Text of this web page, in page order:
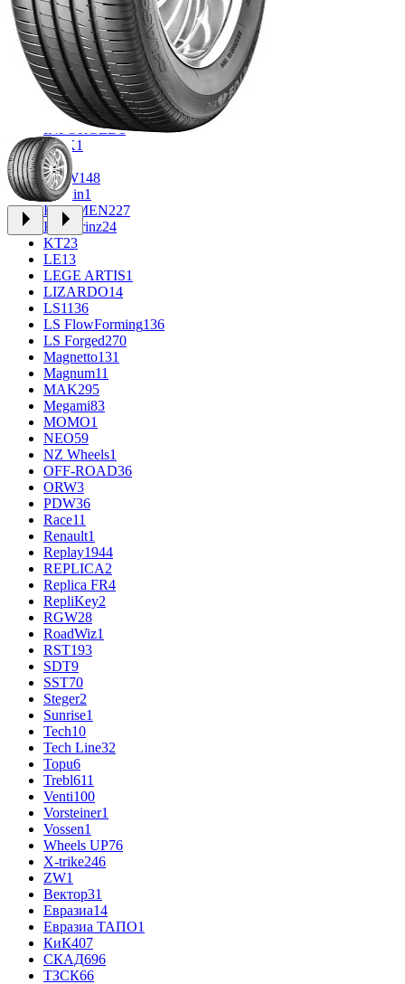
FF30
FR REPLICA1
GR34
Grizzly3
iFree912
iFree Original49
Ikon1
INFORGED1
K&K1
K72
KDW148
Keskin1
KHOMEN227
Kronprinz24
KT23
LE13
LEGE ARTIS1
LIZARDO14
LS1136
LS FlowForming136
LS Forged270
Magnetto131
Magnum11
MAK295
Megami83
MOMO1
NEO59
NZ Wheels1
OFF-ROAD36
ORW3
PDW36
Race11
Renault1
Replay1944
REPLICA2
Replica FR4
RepliKey2
RGW28
RoadWiz1
RST193
SDT9
SST70
Steger2
Sunrise1
Tech10
Tech Line32
Topu6
Trebl611
Venti100
Vorsteiner1
Vossen1
Wheels UP76
X-trike246
ZW1
Вектор31
Евразиа14
Евразиа ТАПО1
КиК407
СКАД696
ТЗСК66